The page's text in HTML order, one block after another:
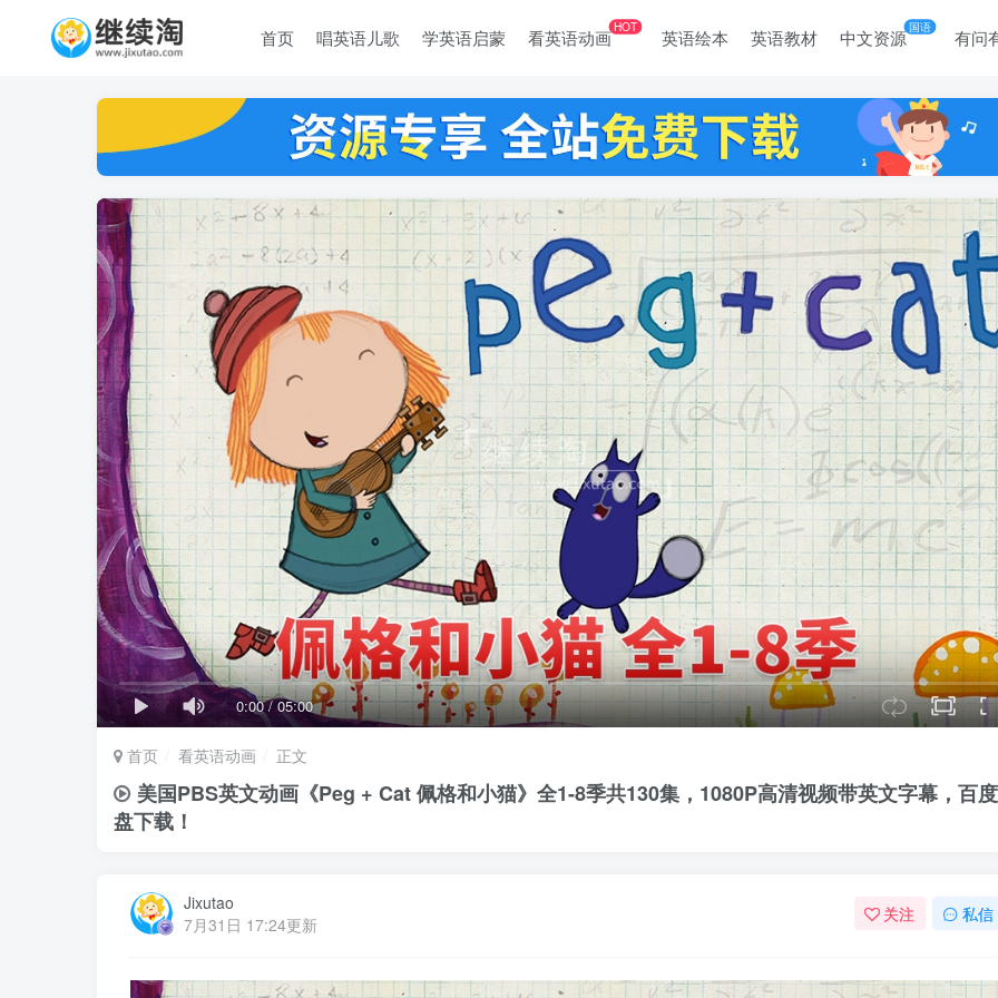
首页 唱英语儿歌 学英语启蒙 看英语动画HOT 英语绘本 英语教材 中文资源国语 有问
0:00/05:00
首页 看英语动画 正文
美国PBS英文动画《Peg + Cat 佩格和小猫》全1-8季共130集，1080P高清视频带英文字幕，百
盘下载！
Jixutao
7月31日 17:24更新
关注 私信